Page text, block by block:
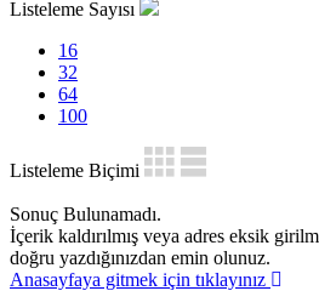
Listeleme Sayısı
16
32
64
100
Listeleme Biçimi
Sonuç Bulunamadı.
İçerik kaldırılmış veya adres eksik
doğru yazdığınızdan emin olunuz.
Anasayfaya gitmek için tıklayınız